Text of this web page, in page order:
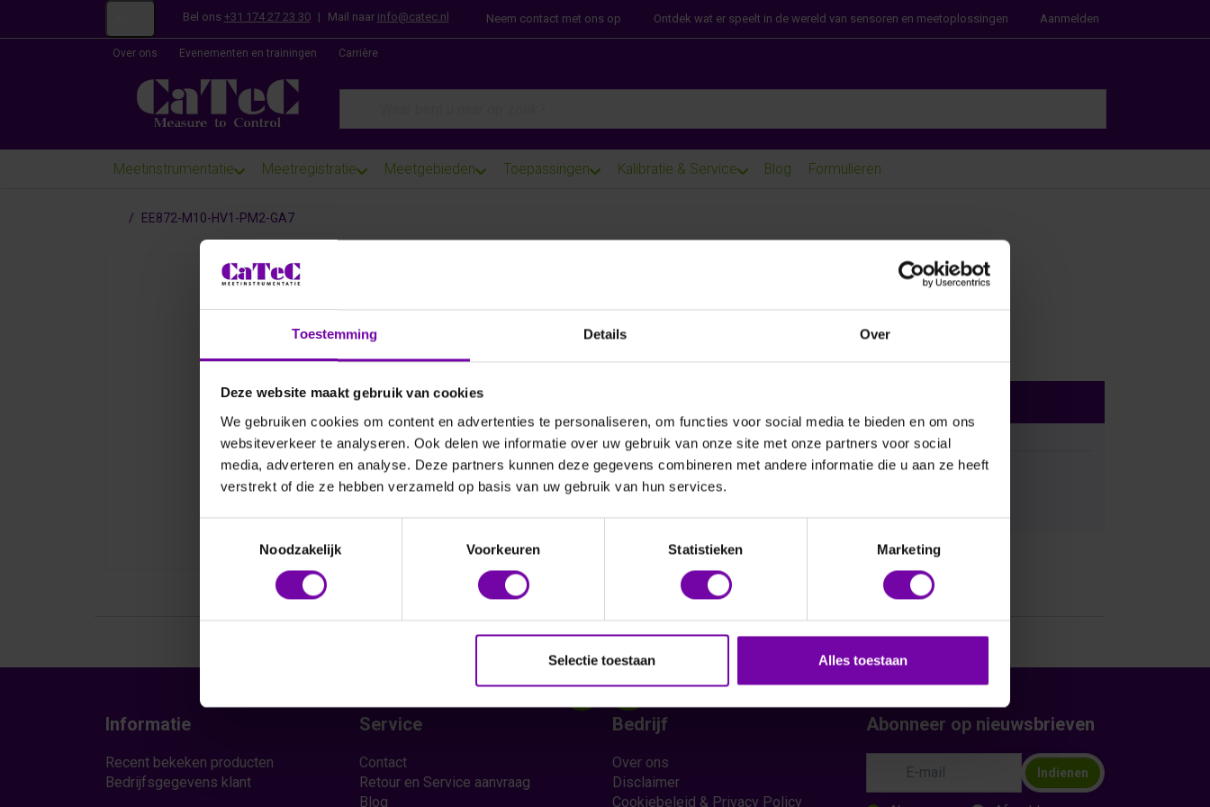
Toestemming Details Over
Deze website maakt gebruik van cookies
We gebruiken cookies om content en advertenties te personaliseren, om functies voor social media te bieden en om ons
websiteverkeer te analyseren. Ook delen we informatie over uw gebruik van onze site met onze partners voor social
media, adverteren en analyse. Deze partners kunnen deze gegevens combineren met andere informatie die u aan ze heeft
verstrekt of die ze hebben verzameld op basis van uw gebruik van hun services.
Noodzakelijk
Voorkeuren Statistieken Marketing
Selectie toestaan Alles toestaan
Bel ons +31 174 27 23 30 | Mail naar info@catec.nl Neem contact met ons op Ontdek wat er speelt in de wereld van sensoren en meetoplossingen Aanmelden
Over ons Evenementen en trainingen Carrière
Meetinstrumentatie Meetregistratie Meetgebieden Toepassingen Kalibratie & Service Blog Formulieren
Startpagina
EE872-M10-HV1-PM2-GA7
Voor meer informatie :EE872 serie
ARTIKELNUMMER
Informatie
Recent bekeken producten
Bedrijfsgegevens klant
Service
Contact
Retour en Service aanvraag
Blog
Bedrijf
Over ons
Disclaimer
Cookiebeleid & Privacy Policy
Abonneer op nieuwsbrieven
Indienen